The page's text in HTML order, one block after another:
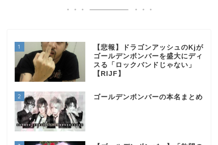
1
【悲報】ドラゴンアッシュのKjが
ゴールデンボンバーを盛大にディ
スる「ロックバンドじゃない」
【RIJF】
2 ゴールデンボンバーの本名まとめ